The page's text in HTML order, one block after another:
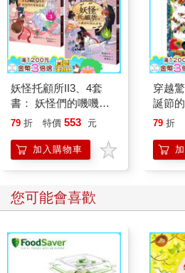
妖怪托顧所II3、4套
書： 妖怪們的嘰嘰喳
喳／久藏家的陌生訪客
79 折 特價 553 元
加入購物車
穿越
誕節
79 折
您可能會喜歡